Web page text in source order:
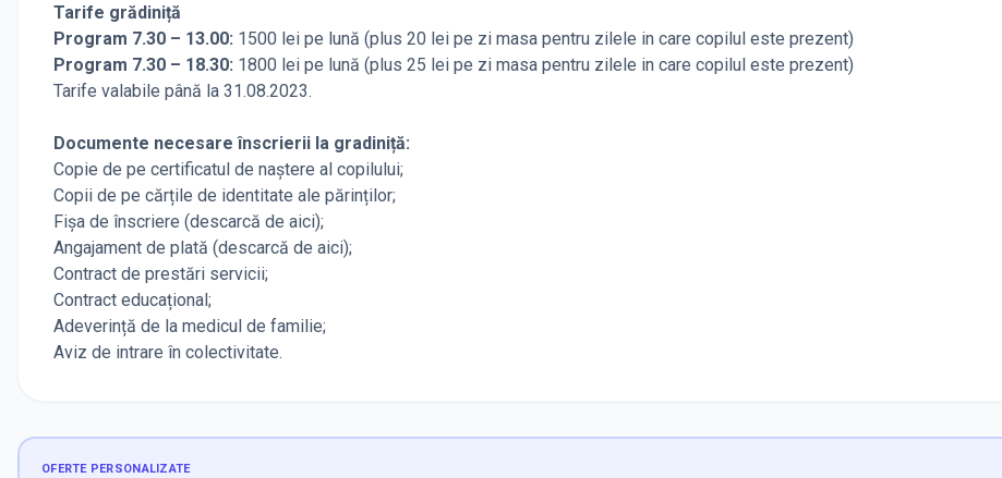
Tarife grădiniță
Program 7.30 – 13.00: 1500 lei pe lună (plus 20 lei pe zi masa pentru zilele in care copilul este prezent)
Program 7.30 – 18.30: 1800 lei pe lună (plus 25 lei pe zi masa pentru zilele in care copilul este prezent)
Tarife valabile până la 31.08.2023.
Documente necesare înscrierii la gradiniță:
Copie de pe certificatul de naștere al copilului;
Copii de pe cărțile de identitate ale părinților;
Fișa de înscriere (descarcă de aici);
Angajament de plată (descarcă de aici);
Contract de prestări servicii;
Contract educațional;
Adeverință de la medicul de familie;
Aviz de intrare în colectivitate.
OFERTE PERSONALIZATE